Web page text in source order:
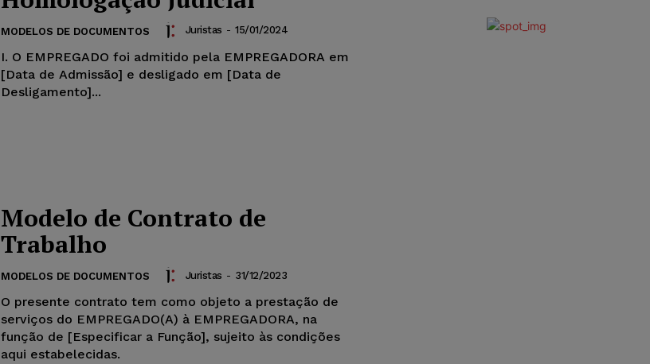
MODELOS DE DOCUMENTOS Juristas - 15/01/2024
I. O EMPREGADO foi admitido pela EMPREGADORA em
[Data de Admissão] e desligado em [Data de
Desligamento]...
Modelo de Contrato de
Trabalho
MODELOS DE DOCUMENTOS Juristas - 31/12/2023
O presente contrato tem como objeto a prestação de
serviços do EMPREGADO(A) à EMPREGADORA, na
função de [Especificar a Função], sujeito às condições
aqui estabelecidas.